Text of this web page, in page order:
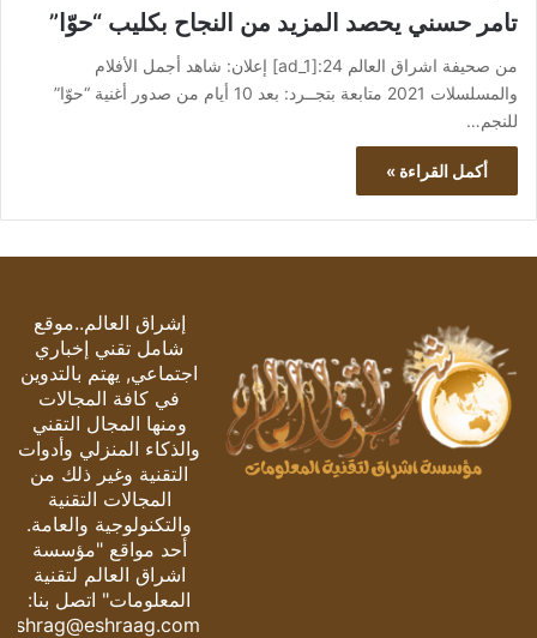
تامر حسني يحصد المزيد من النجاح بكليب “حوّا”
من صحيفة اشراق العالم 24:[ad_1] إعلان: شاهد أجمل الأفلام
والمسلسلات 2021 متابعة بتجــرد: بعد 10 أيام من صدور أغنية “حوّا”
للنجم…
أكمل القراءة »
إشراق العالم..موقع
شامل تقني إخباري
اجتماعي, يهتم بالتدوين
في كافة المجالات
ومنها المجال التقني
والذكاء المنزلي وأدوات
التقنية وغير ذلك من
المجالات التقنية
والتكنولوجية والعامة.
أحد مواقع "مؤسسة
اشراق العالم لتقنية
المعلومات" اتصل بنا:
eshrag@eshraag.com